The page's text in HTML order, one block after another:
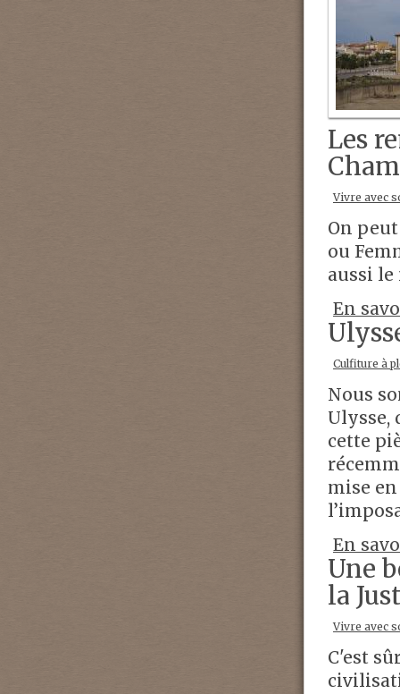
Les
Vivre avec
On
ou
aussi le
En
Culfiture à
Nous
Ulysse,
cette
mise
En
Une
la
Vivre avec
C'est